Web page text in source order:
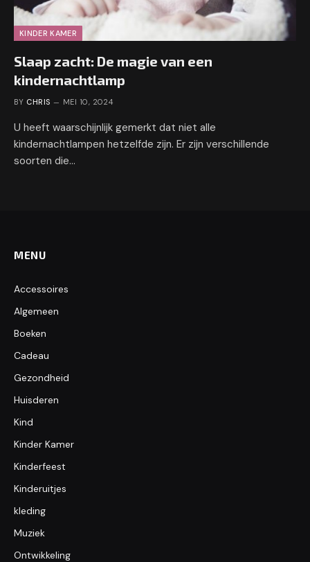
KINDER KAMER
Slaap zacht: De magie van een
kindernachtlamp
BY CHRIS MEI 10, 2024
U heeft waarschijnlijk gemerkt dat niet alle
kindernachtlampen hetzelfde zijn. Er zijn verschillende
soorten die…
MENU
Accessoires
Algemeen
Boeken
Cadeau
Gezondheid
Huisderen
Kind
Kinder Kamer
Kinderfeest
Kinderuitjes
kleding
Muziek
Ontwikkeling